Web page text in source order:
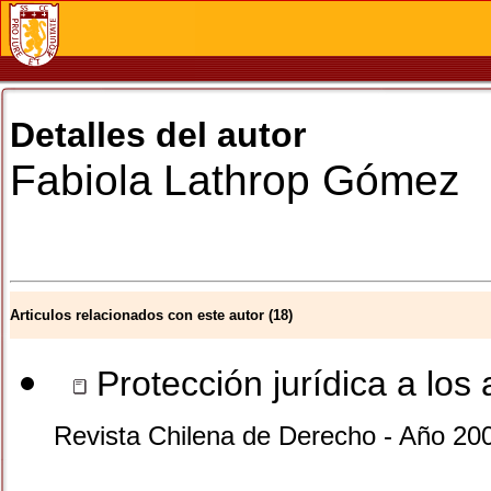
Detalles del autor
Fabiola Lathrop Gómez
Articulos relacionados con este autor (18)
Protección jurídica a los
Revista Chilena de Derecho - Año